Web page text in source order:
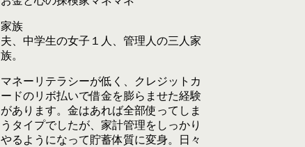
家族
夫、中学生の女子１人、管理人の三人家
族。
マネーリテラシーが低く、クレジットカ
ードのリボ払いで借金を膨らませた経験
があります。金はあれば全部使ってしま
うタイプでしたが、家計管理をしっかり
やるようになって貯蓄体質に変身。日々